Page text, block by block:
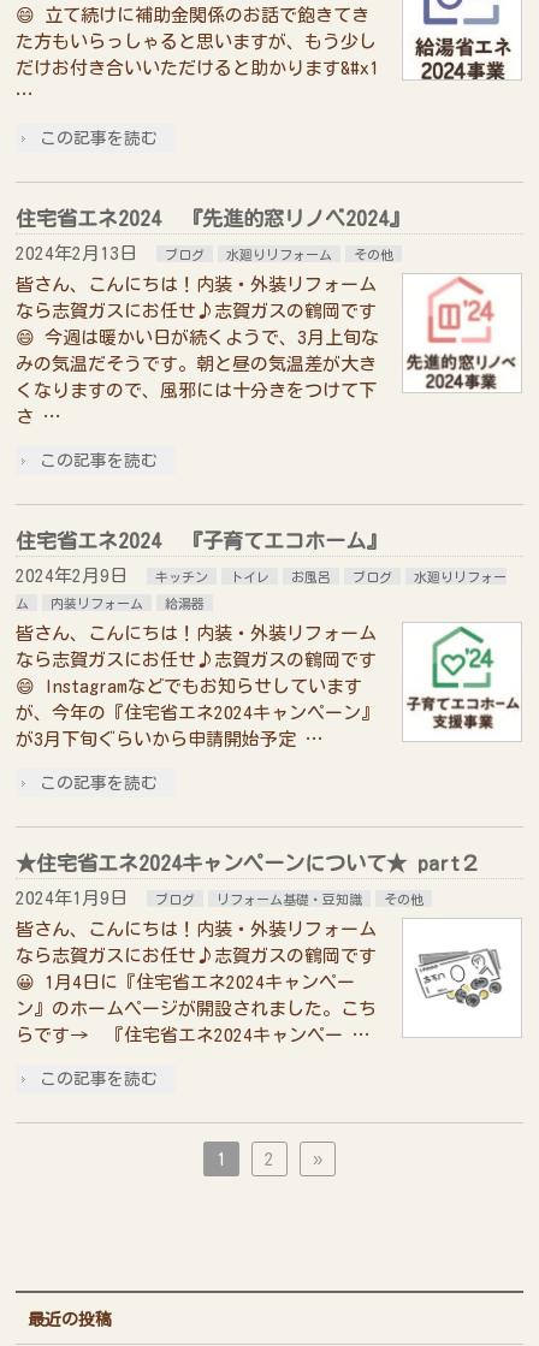
😄 立て続けに補助金関係のお話で飽きてき
た方もいらっしゃると思いますが、もう少し
だけお付き合いいただけると助かります&#x1
…
この記事を読む
住宅省エネ2024 『先進的窓リノベ2024』
2024年2月13日 ブログ 水廻りリフォーム その他
皆さん、こんにちは！内装・外装リフォーム
なら志賀ガスにお任せ♪志賀ガスの鶴岡です
😄 今週は暖かい日が続くようで、3月上旬な
みの気温だそうです。朝と昼の気温差が大き
くなりますので、風邪には十分きをつけて下
さ …
この記事を読む
住宅省エネ2024 『子育てエコホーム』
2024年2月9日 キッチン トイレ お風呂 ブログ
水廻りリフォー
ム
内装リフォーム 給湯器
皆さん、こんにちは！内装・外装リフォーム
なら志賀ガスにお任せ♪志賀ガスの鶴岡です
😄 Instagramなどでもお知らせしています
が、今年の『住宅省エネ2024キャンペーン』
が3月下旬ぐらいから申請開始予定 …
この記事を読む
★住宅省エネ2024キャンペーンについて★ part２
2024年1月9日 ブログ リフォーム基礎・豆知識 その他
皆さん、こんにちは！内装・外装リフォーム
なら志賀ガスにお任せ♪志賀ガスの鶴岡です
😀 1月4日に『住宅省エネ2024キャンペー
ン』のホームページが開設されました。こち
らです→ 『住宅省エネ2024キャンペー …
この記事を読む
1 2 »
最近の投稿